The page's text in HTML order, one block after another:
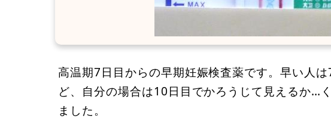
高温期7日目からの早期妊娠検査薬です。早い人
ど、自分の場合は10日目でかろうじて見えるか…
ました。